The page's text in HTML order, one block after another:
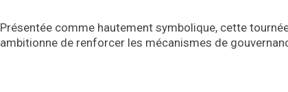
Présentée comme hautement symbolique, cette
ambitionne de renforcer les mécanismes de